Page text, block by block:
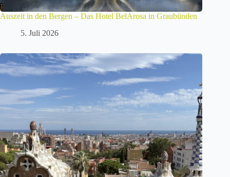
Auszeit in den Bergen – Das Hotel BelArosa in Graubünden
5. Juli 2026